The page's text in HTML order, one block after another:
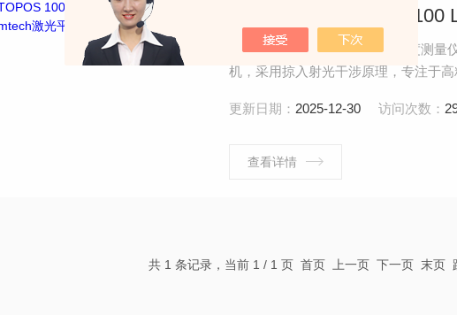
TOPOS 100.TOPOS
TOPOS 100 Lamtech激光平面度测量仪.Lamtech激
机，采用掠入射光干涉原理，专注于
更新日期： 2025-12-30 访问次数：
查看详情
共 1 条记录，当前 1 / 1 页 首页 上一页 下一页 末页